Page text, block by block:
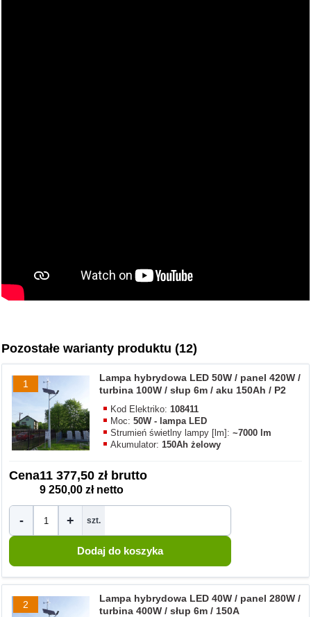
Pozostałe warianty produktu (12)
1
Lampa hybrydowa LED 50W / panel 420W /
turbina 100W / słup 6m / aku 150Ah / P2
Kod Elektriko:108411
Moc:50W - lampa LED
Strumień świetlny lampy [lm]:~7000 lm
Akumulator:150Ah żelowy
Cena11 377,50 zł brutto
9 250,00 zł netto
- + szt.
2
Lampa hybrydowa LED 40W / panel 280W /
turbina 400W / słup 6m / 150A